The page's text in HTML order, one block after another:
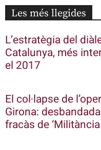
Les més llegides
L’estratègia del
Catalunya, més
el 2017
El col·lapse de
Girona:
fracàs de